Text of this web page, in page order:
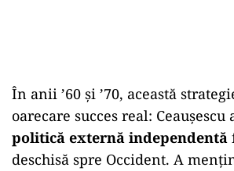
În anii ’60 și ’70, această
oarecare succes real:
politică externă independentă
deschisă spre Occident. A